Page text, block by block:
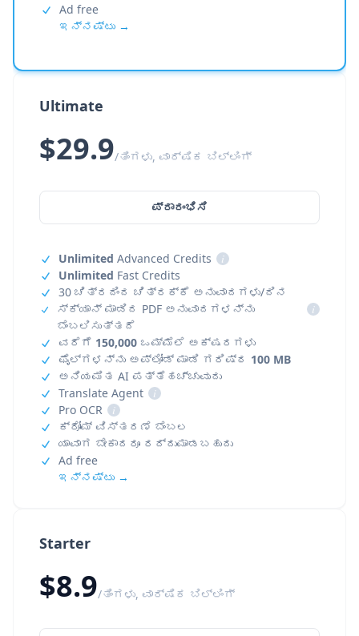
Starter
$8.9/ತಿಂಗಳು, ವಾರ್ಷಿಕ ಬಿಲ್ಲಿಂಗ್
Ad free
ಇನ್ನಷ್ಟು →
Ultimate
$29.9/ತಿಂಗಳು, ವಾರ್ಷಿಕ ಬಿಲ್ಲಿಂಗ್
ಪ್ರಾರಂಭಿಸಿ
Unlimited Advanced Credits
i
Unlimited Fast Credits
30 ಚಿತ್ರದಿಂದ ಚಿತ್ರಕ್ಕೆ ಅನುವಾದಗಳು/ದಿನ
ಸ್ಕ್ಯಾನ್ ಮಾಡಿದ PDF ಅನುವಾದಗಳನ್ನು
ಬೆಂಬಲಿಸುತ್ತದೆ
i
ವರೆಗೆ 150,000 ಒಮ್ಮೆಲೆ ಅಕ್ಷರಗಳು
ಫೈಲ್‌ಗಳನ್ನು ಅಪ್‌ಲೋಡ್ ಮಾಡಿ ಗರಿಷ್ಠ 100 MB
ಅನಿಯಮಿತ AI ಪತ್ತೆಹಚ್ಚುವುದು
Translate Agent
i
Pro OCR
i
ಕ್ರೋಮ್ ವಿಸ್ತರಣೆ ಬೆಂಬಲ
ಯಾವಾಗ ಬೇಕಾದರೂ ರದ್ದುಮಾಡಬಹುದು
Ad free
ಇನ್ನಷ್ಟು →